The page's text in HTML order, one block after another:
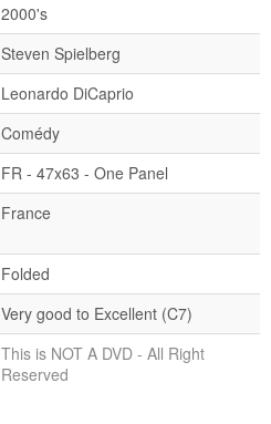
2000's
Steven Spielberg
Leonardo DiCaprio
Comédy
FR - 47x63 - One Panel
France
Folded
Very good to Excellent (C7)
This is NOT A DVD - All Right
Reserved